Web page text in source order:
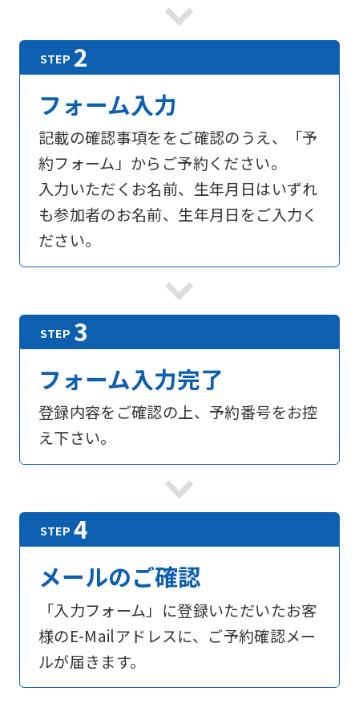
フォーム入力
記載の確認事項ををご確認のうえ、「予
約フォーム」からご予約ください。
入力いただくお名前、生年月日はいずれ
も参加者のお名前、生年月日をご入力く
ださい。
フォーム入力完了
登録内容をご確認の上、予約番号をお控
え下さい。
メールのご確認
「入力フォーム」に登録いただいたお客
様のE-Mailアドレスに、ご予約確認メー
ルが届きます。
foreigners
Sports
official
website
is
translated